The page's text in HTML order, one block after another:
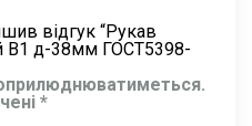
відгук “Рукав
В1 д-38мм ГОСТ5398-
*